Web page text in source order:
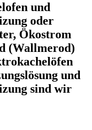
und
oder
Ökostrom
(Wallmerod)
und
sind wir